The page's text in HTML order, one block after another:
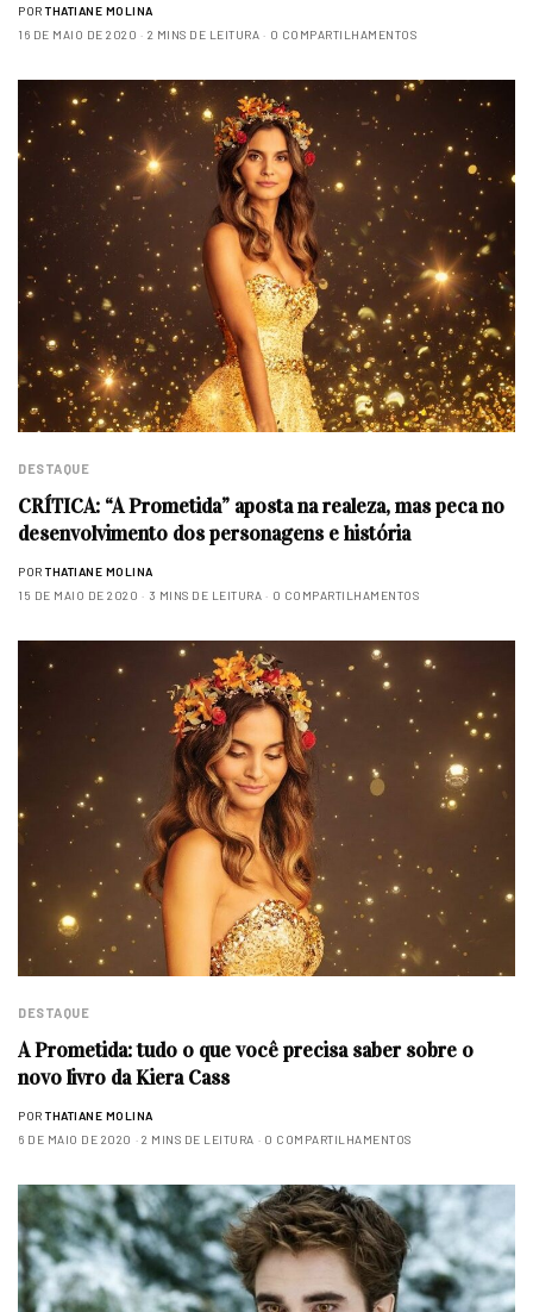
POR THATIANE MOLINA
16 DE MAIO DE 2020
2 MINS DE LEITURA 0 COMPARTILHAMENTOS
DESTAQUE
CRÍTICA: “A Prometida” aposta na realeza, mas peca no
desenvolvimento dos personagens e história
POR THATIANE MOLINA
15 DE MAIO DE 2020
3 MINS DE LEITURA 0 COMPARTILHAMENTOS
DESTAQUE
A Prometida: tudo o que você precisa saber sobre o
novo livro da Kiera Cass
POR THATIANE MOLINA
6 DE MAIO DE 2020
2 MINS DE LEITURA 0 COMPARTILHAMENTOS